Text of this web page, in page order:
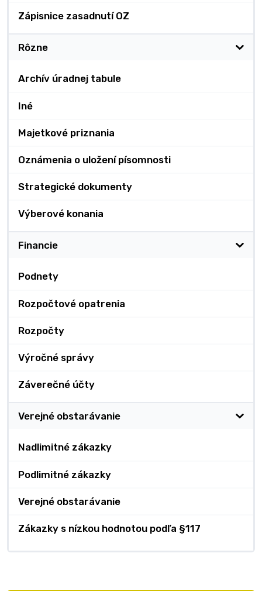
Zápisnice zasadnutí OZ
Rôzne
Archív úradnej tabule
Iné
Majetkové priznania
Oznámenia o uložení písomnosti
Strategické dokumenty
Výberové konania
Financie
Podnety
Rozpočtové opatrenia
Rozpočty
Výročné správy
Záverečné účty
Verejné obstarávanie
Nadlimitné zákazky
Podlimitné zákazky
Verejné obstarávanie
Zákazky s nízkou hodnotou podľa §117